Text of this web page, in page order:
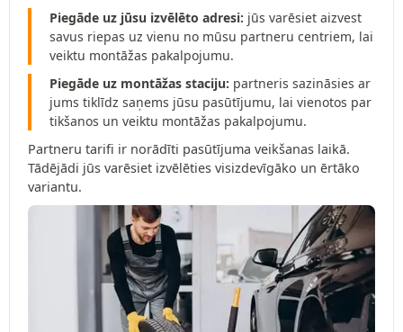
Piegāde uz jūsu izvēlēto adresi: jūs varēsiet aizvest
savus riepas uz vienu no mūsu partneru centriem, lai
veiktu montāžas pakalpojumu.
Piegāde uz montāžas staciju: partneris sazināsies ar
jums tiklīdz saņems jūsu pasūtījumu, lai vienotos par
tikšanos un veiktu montāžas pakalpojumu.
Partneru tarifi ir norādīti pasūtījuma veikšanas laikā.
Tādējādi jūs varēsiet izvēlēties visizdevīgāko un ērtāko
variantu.